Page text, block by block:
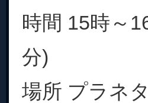
時間 15時～
分)
場所 プラネ